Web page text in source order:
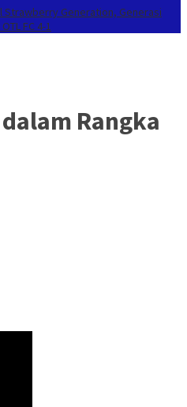
Strawberry Generation, Generasi
FC 4-1
Rangka